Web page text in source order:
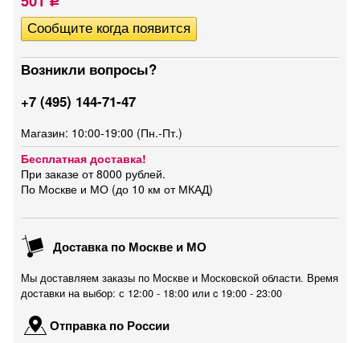
Возникли вопросы?
+7 (495) 144-71-47
Магазин: 10:00-19:00 (Пн.-Пт.)
Бесплатная доставка!
При заказе от 8000 рублей.
По Москве и МО (до 10 км от МКАД)
Доставка по Москве и МО
Мы доставляем заказы по Москве и Московской области. Время
доставки на выбор: с 12:00 - 18:00 или c 19:00 - 23:00
Отправка по России